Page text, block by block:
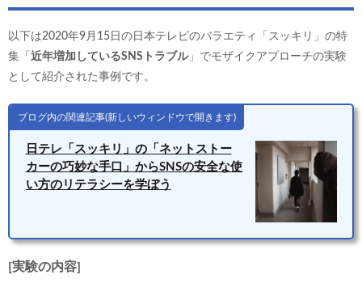
以下は2020年9月15日の日本テレビのバラエティ「スッキリ」の特
集「 近年増加しているSNSトラブル」でモザイクアプローチの実験
として紹介された事例です。
ブログ内の関連記事(新しいウィンドウで開きます)
日テレ「スッキリ」の「ネットストー
カーの巧妙な手口」からSNSの安全な使
い方のリテラシーを学ぼう
[実験の内容]